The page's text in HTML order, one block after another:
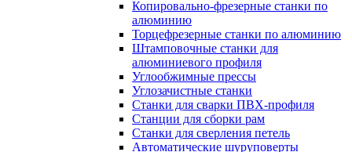
Копировально-фрезерные станки по
алюминию
Торцефрезерные станки по алюминию
Штамповочные станки для
алюминиевого профиля
Углообжимные прессы
Углозачистные станки
Станки для сварки ПВХ-профиля
Станции для сборки рам
Станки для сверления петель
Автоматические шуруповерты